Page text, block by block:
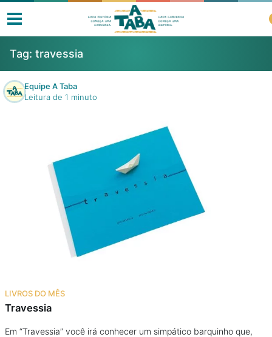
Livros
Clube de Leitores
Na família
Tag: travessia
Equipe A Taba
Leitura de 1 minuto
LIVROS DO MÊS
Travessia
Em “Travessia” você irá conhecer um simpático barquinho que,